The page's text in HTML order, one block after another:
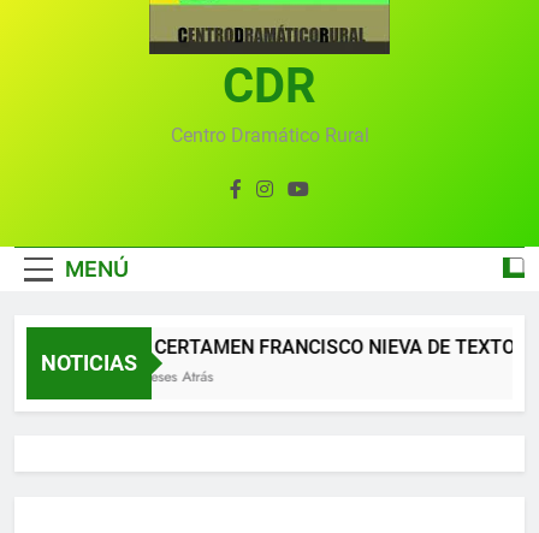
Textos seleccionados en el VI Certamen
Francisco Nieva de piezas breves teatrales
convocado por el Centro Dramático Rural de Mira
Gala anual virtual del Centro Dramático Rural de
CDR
Centro Dramático Rural
MENÚ
NOTICIAS
XII CERTAMEN FRANCISCO NIEVA DE TEXTOS
2 Meses Atrás